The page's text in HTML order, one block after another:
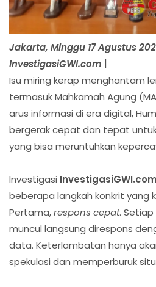
Jakarta, Minggu 17 Agustus
InvestigasiGWI.com |
Isu miring kerap menghantam
termasuk Mahkamah Agung
arus informasi di era digital,
bergerak cepat dan tepat
yang bisa meruntuhkan
Investigasi InvestigasiGWI.com
beberapa langkah konkrit yang
Pertama,respons cepat.
muncul langsung direspons
data. Keterlambatan hanya
spekulasi dan memperburuk